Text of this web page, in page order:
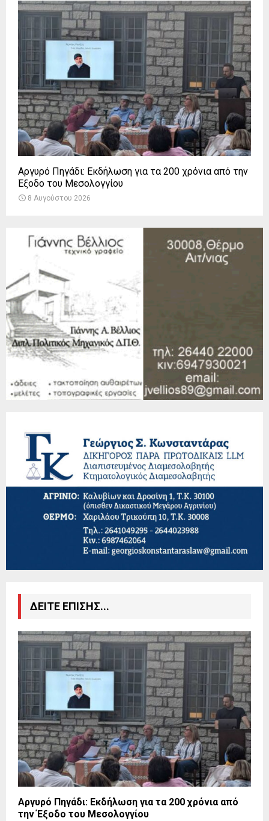
Αργυρό Πηγάδι: Εκδήλωση για τα 200 χρόνια από την
Έξοδο του Μεσολογγίου
8 Αυγούστου 2026
ΔΕΙΤΕ ΕΠΙΣΗΣ...
Αργυρό Πηγάδι: Εκδήλωση για τα 200 χρόνια από
την Έξοδο του Μεσολογγίου